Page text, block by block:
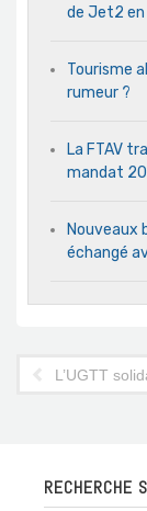
de Jet2
Tourisme
rumeur ?
La FTAV
mandat
Nouveaux
échangé
L’UGTT
RECHERCHE